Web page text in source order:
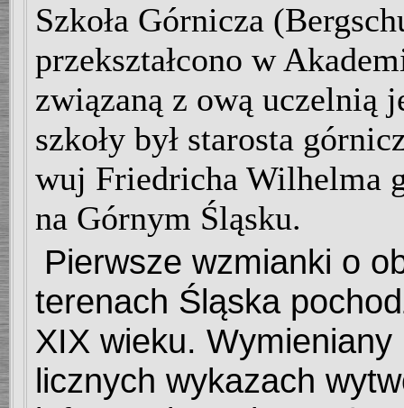
Szkoła Górnicza
przekształcono w
związaną z ową uczelnią
szkoły był starosta
wuj Friedricha Wilhelma
na Górnym Śląsku.
Pierwsze wzmianki o
terenach Śląska
XIX wieku.
licznych wykazach